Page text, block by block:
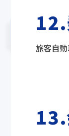
12.
旅客自
13.